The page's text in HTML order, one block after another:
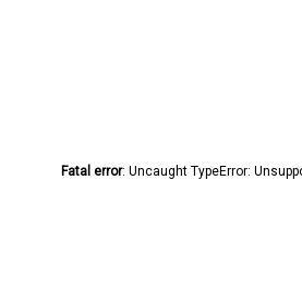
Fatal error: Uncaught TypeError: